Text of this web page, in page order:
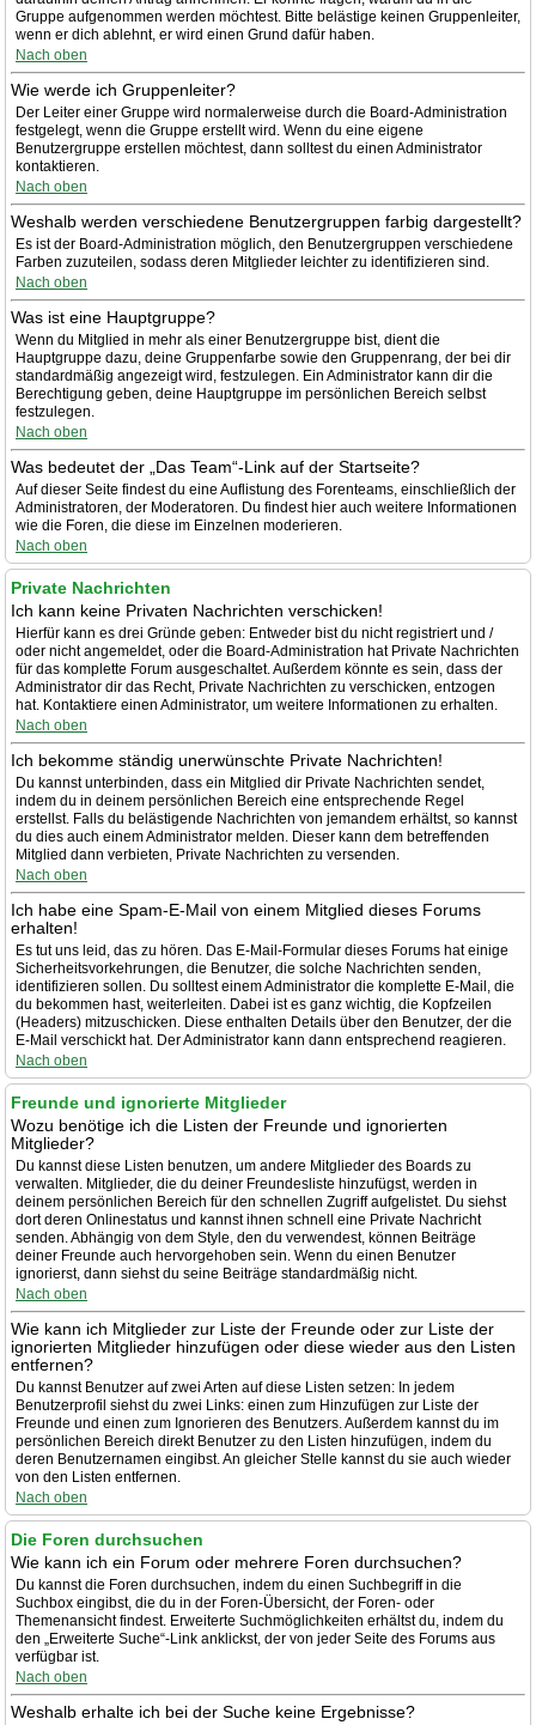
Gruppe aufgenommen werden möchtest. Bitte belästige keinen Gruppenleiter,
wenn er dich ablehnt, er wird einen Grund dafür haben.
Nach oben
Wie werde ich Gruppenleiter?
Der Leiter einer Gruppe wird normalerweise durch die Board-Administration
festgelegt, wenn die Gruppe erstellt wird. Wenn du eine eigene
Benutzergruppe erstellen möchtest, dann solltest du einen Administrator
kontaktieren.
Nach oben
Weshalb werden verschiedene Benutzergruppen farbig dargestellt?
Es ist der Board-Administration möglich, den Benutzergruppen verschiedene
Farben zuzuteilen, sodass deren Mitglieder leichter zu identifizieren sind.
Nach oben
Was ist eine Hauptgruppe?
Wenn du Mitglied in mehr als einer Benutzergruppe bist, dient die
Hauptgruppe dazu, deine Gruppenfarbe sowie den Gruppenrang, der bei dir
standardmäßig angezeigt wird, festzulegen. Ein Administrator kann dir die
Berechtigung geben, deine Hauptgruppe im persönlichen Bereich selbst
festzulegen.
Nach oben
Was bedeutet der „Das Team“-Link auf der Startseite?
Auf dieser Seite findest du eine Auflistung des Forenteams, einschließlich der
Administratoren, der Moderatoren. Du findest hier auch weitere Informationen
wie die Foren, die diese im Einzelnen moderieren.
Nach oben
Private Nachrichten
Ich kann keine Privaten Nachrichten verschicken!
Hierfür kann es drei Gründe geben: Entweder bist du nicht registriert und /
oder nicht angemeldet, oder die Board-Administration hat Private Nachrichten
für das komplette Forum ausgeschaltet. Außerdem könnte es sein, dass der
Administrator dir das Recht, Private Nachrichten zu verschicken, entzogen
hat. Kontaktiere einen Administrator, um weitere Informationen zu erhalten.
Nach oben
Ich bekomme ständig unerwünschte Private Nachrichten!
Du kannst unterbinden, dass ein Mitglied dir Private Nachrichten sendet,
indem du in deinem persönlichen Bereich eine entsprechende Regel
erstellst. Falls du belästigende Nachrichten von jemandem erhältst, so kannst
du dies auch einem Administrator melden. Dieser kann dem betreffenden
Mitglied dann verbieten, Private Nachrichten zu versenden.
Nach oben
Ich habe eine Spam-E-Mail von einem Mitglied dieses Forums
erhalten!
Es tut uns leid, das zu hören. Das E-Mail-Formular dieses Forums hat einige
Sicherheitsvorkehrungen, die Benutzer, die solche Nachrichten senden,
identifizieren sollen. Du solltest einem Administrator die komplette E-Mail, die
du bekommen hast, weiterleiten. Dabei ist es ganz wichtig, die Kopfzeilen
(Headers) mitzuschicken. Diese enthalten Details über den Benutzer, der die
E-Mail verschickt hat. Der Administrator kann dann entsprechend reagieren.
Nach oben
Freunde und ignorierte Mitglieder
Wozu benötige ich die Listen der Freunde und ignorierten
Mitglieder?
Du kannst diese Listen benutzen, um andere Mitglieder des Boards zu
verwalten. Mitglieder, die du deiner Freundesliste hinzufügst, werden in
deinem persönlichen Bereich für den schnellen Zugriff aufgelistet. Du siehst
dort deren Onlinestatus und kannst ihnen schnell eine Private Nachricht
senden. Abhängig von dem Style, den du verwendest, können Beiträge
deiner Freunde auch hervorgehoben sein. Wenn du einen Benutzer
ignorierst, dann siehst du seine Beiträge standardmäßig nicht.
Nach oben
Wie kann ich Mitglieder zur Liste der Freunde oder zur Liste der
ignorierten Mitglieder hinzufügen oder diese wieder aus den Listen
entfernen?
Du kannst Benutzer auf zwei Arten auf diese Listen setzen: In jedem
Benutzerprofil siehst du zwei Links: einen zum Hinzufügen zur Liste der
Freunde und einen zum Ignorieren des Benutzers. Außerdem kannst du im
persönlichen Bereich direkt Benutzer zu den Listen hinzufügen, indem du
deren Benutzernamen eingibst. An gleicher Stelle kannst du sie auch wieder
von den Listen entfernen.
Nach oben
Die Foren durchsuchen
Wie kann ich ein Forum oder mehrere Foren durchsuchen?
Du kannst die Foren durchsuchen, indem du einen Suchbegriff in die
Suchbox eingibst, die du in der Foren-Übersicht, der Foren- oder
Themenansicht findest. Erweiterte Suchmöglichkeiten erhältst du, indem du
den „Erweiterte Suche“-Link anklickst, der von jeder Seite des Forums aus
verfügbar ist.
Nach oben
Weshalb erhalte ich bei der Suche keine Ergebnisse?